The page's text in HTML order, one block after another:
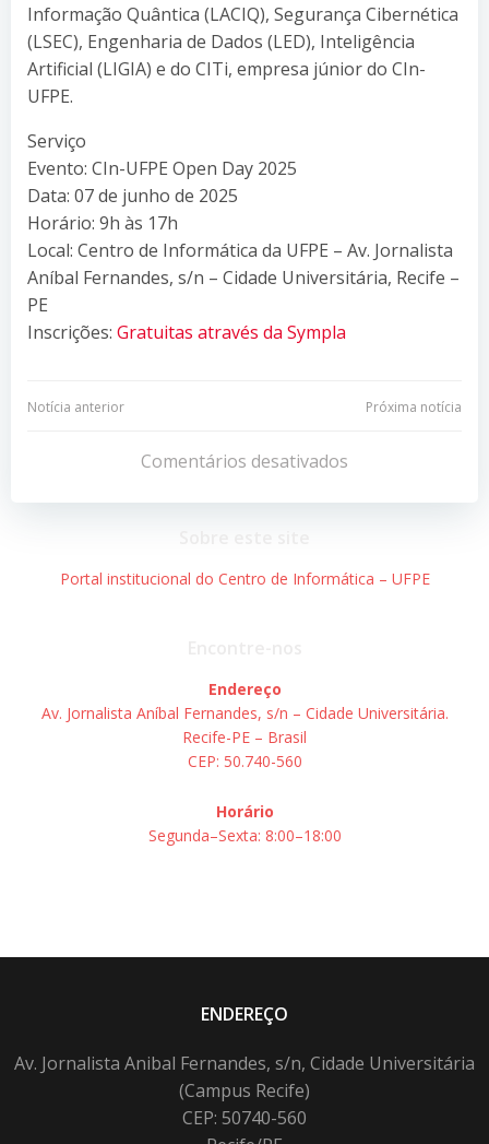
Informação Quântica (LACIQ), Segurança Cibernética
(LSEC), Engenharia de Dados (LED), Inteligência
Artificial (LIGIA) e do CITi, empresa júnior do CIn-
UFPE.
Serviço
Evento: CIn-UFPE Open Day 2025
Data: 07 de junho de 2025
Horário: 9h às 17h
Local: Centro de Informática da UFPE – Av. Jornalista
Aníbal Fernandes, s/n – Cidade Universitária, Recife –
PE
Inscrições: Gratuitas através da Sympla
Navegação
Post
Notícia anterior
Navegação
de
Post
Próxima notícia
Comentários desativados
Portal institucional do Centro de Informática – UFPE
Endereço
Av. Jornalista Aníbal Fernandes, s/n – Cidade Universitária.
Recife-PE – Brasil
CEP: 50.740-560
Horário
Segunda–Sexta: 8:00–18:00
ENDEREÇO
Av. Jornalista Anibal Fernandes, s/n, Cidade Universitária
(Campus Recife)
CEP: 50740-560